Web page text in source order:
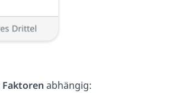
Faktoren abhängig: